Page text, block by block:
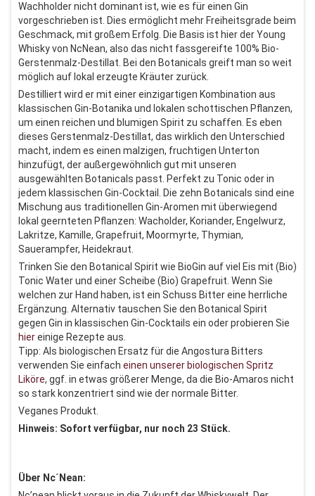
Wachholder nicht dominant ist, wie es für einen Gin
vorgeschrieben ist. Dies ermöglicht mehr Freiheitsgrade beim
Geschmack, mit großem Erfolg. Die Basis ist hier der Young
Whisky von NcNean, also das nicht fassgereifte 100% Bio-
Gerstenmalz-Destillat. Bei den Botanicals greift man so weit
möglich auf lokal erzeugte Kräuter zurück.
Destilliert wird er mit einer einzigartigen Kombination aus
klassischen Gin-Botanika und lokalen schottischen Pflanzen,
um einen reichen und blumigen Spirit zu schaffen. Es eben
dieses Gerstenmalz-Destillat, das wirklich den Unterschied
macht, indem es einen malzigen, fruchtigen Unterton
hinzufügt, der außergewöhnlich gut mit unseren
ausgewählten Botanicals passt. Perfekt zu Tonic oder in
jedem klassischen Gin-Cocktail. Die zehn Botanicals sind eine
Mischung aus traditionellen Gin-Aromen mit überwiegend
lokal geernteten Pflanzen: Wacholder, Koriander, Engelwurz,
Lakritze, Kamille, Grapefruit, Moormyrte, Thymian,
Sauerampfer, Heidekraut.
Trinken Sie den Botanical Spirit wie BioGin auf viel Eis mit (Bio)
Tonic Water und einer Scheibe (Bio) Grapefruit. Wenn Sie
welchen zur Hand haben, ist ein Schuss Bitter eine herrliche
Ergänzung. Alternativ tauschen Sie den Botanical Spirit
gegen Gin in klassischen Gin-Cocktails ein oder probieren Sie
hiereinige Rezepte aus.
Tipp: Als biologischen Ersatz für die Angostura Bitters
verwenden Sie einfach einen unserer biologischen Spritz
Liköre, ggf. in etwas größerer Menge, da die Bio-Amaros nicht
so stark konzentriert sind wie der normale Bitter.
Veganes Produkt.
Hinweis: Sofort verfügbar, nur noch 23 Stück.
Über Nc´Nean: